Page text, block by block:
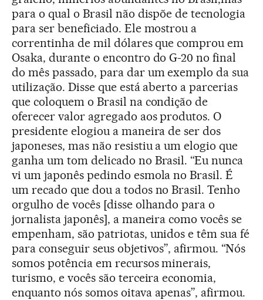
para o qual o Brasil não dispõe de tecnologia
para ser beneficiado. Ele mostrou a
correntinha de mil dólares que comprou em
Osaka, durante o encontro do G-20 no final
do mês passado, para dar um exemplo da sua
utilização. Disse que está aberto a parcerias
que coloquem o Brasil na condição de
oferecer valor agregado aos produtos. O
presidente elogiou a maneira de ser dos
japoneses, mas não resistiu a um elogio que
ganha um tom delicado no Brasil. “Eu nunca
vi um japonês pedindo esmola no Brasil. É
um recado que dou a todos no Brasil. Tenho
orgulho de vocês [disse olhando para o
jornalista japonês], a maneira como vocês se
empenham, são patriotas, unidos e têm sua fé
para conseguir seus objetivos”, afirmou. “Nós
somos potência em recursos minerais,
turismo, e vocês são terceira economia,
enquanto nós somos oitava apenas”, afirmou.